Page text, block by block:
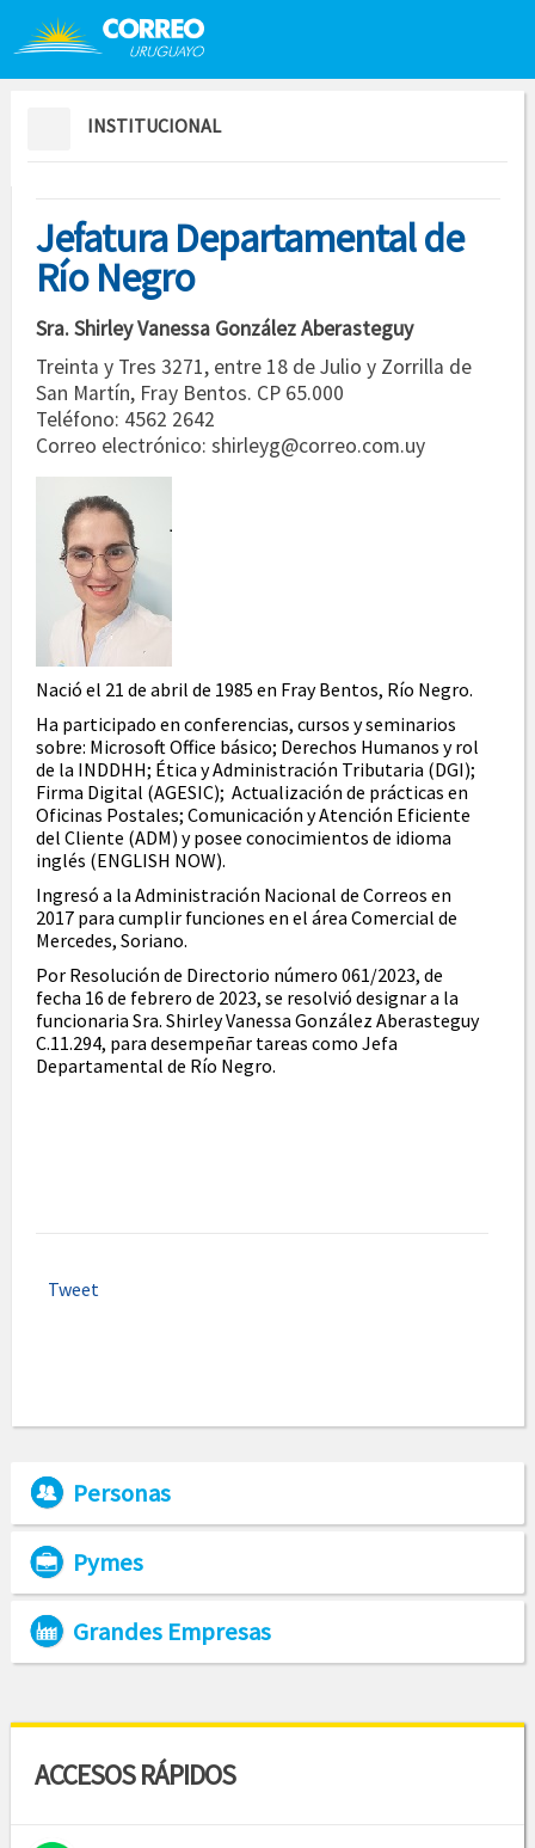
Saltar al contenido
INSTITUCIONAL
Jefatura Departamental de
Río Negro
Sra. Shirley Vanessa González Aberasteguy
Treinta y Tres 3271, entre 18 de Julio y Zorrilla de
San Martín, Fray Bentos. CP 65.000
Teléfono: 4562 2642
Correo electrónico: shirleyg@correo.com.uy
Nació el 21 de abril de 1985 en Fray Bentos, Río Negro.
Ha participado en conferencias, cursos y seminarios
sobre: Microsoft Office básico; Derechos Humanos y rol
de la INDDHH; Ética y Administración Tributaria (DGI);
Firma Digital (AGESIC); Actualización de prácticas en
Oficinas Postales; Comunicación y Atención Eficiente
del Cliente (ADM) y posee conocimientos de idioma
inglés (ENGLISH NOW).
Ingresó a la Administración Nacional de Correos en
2017 para cumplir funciones en el área Comercial de
Mercedes, Soriano.
Por Resolución de Directorio número 061/2023, de
fecha 16 de febrero de 2023, se resolvió designar a la
funcionaria Sra. Shirley Vanessa González Aberasteguy
C.11.294, para desempeñar tareas como Jefa
Departamental de Río Negro.
Tweet
Personas
Pymes
Grandes Empresas
ACCESOS RÁPIDOS